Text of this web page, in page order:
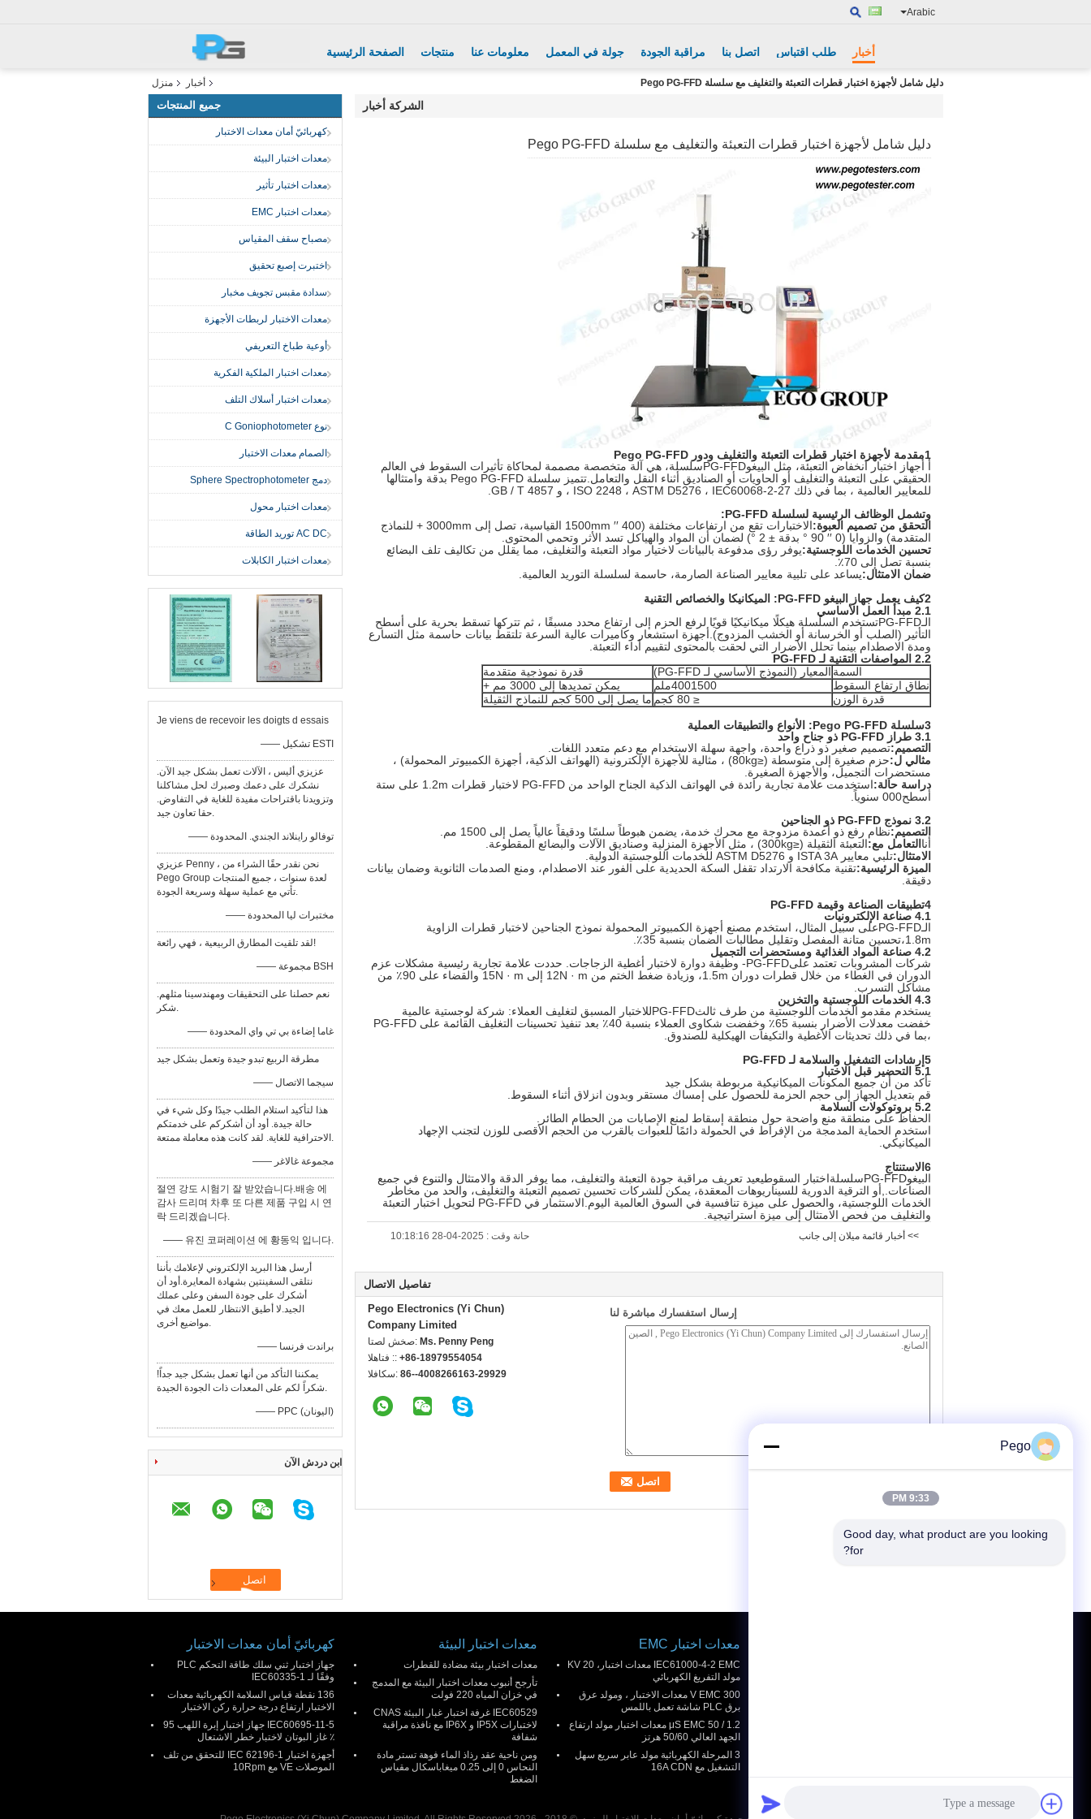
Arabic
الصفحة الرئيسية منتجات معلومات عنا جولة في المعمل مراقبة الجودة اتصل بنا طلب اقتباس أخبار
منزل أخبار دليل شامل لأجهزة اختبار قطرات التعبئة والتغليف مع سلسلة Pego PG-FFD
جميع المنتجات
كهربائيّ أمان معدات الاختبار
معدات اختبار البيئة
معدات اختبار تأثير
معدات اختبار EMC
مصباح سقف المقياس
اختبرت إصبع تحقيق
سدادة مقبس تجويف مخبار
معدات الاختبار لربطات الأجهزة
أوعية طباخ التعريفي
معدات اختبار الملكية الفكرية
معدات اختبار أسلاك التلف
نوع C Goniophotometer
الصمام معدات الاختبار
دمج Sphere Spectrophotometer
معدات اختبار محول
AC DC توريد الطاقة
معدات اختبار الكابلات
Je viens de recevoir les doigts d essais
—— تشكيل ESTI
عزيزي أليس ، الآلات تعمل بشكل جيد الآن.
نشكرك على دعمك وصبرك لحل مشاكلنا
وتزويدنا باقتراحات مفيدة للغاية في التفاوض.
حقا تعاون جيد.
—— توفالو راينلاند الجندي. المحدودة
عزيزي Penny ، نحن نقدر حقًا الشراء من
Pego Group لعدة سنوات ، جميع المنتجات
تأتي مع عملية سهلة وسريعة الجودة.
—— مختبرات ليا المحدودة
لقد تلقيت المطارق الربيعية ، فهي رائعة!
—— مجموعة BSH
نعم حصلنا على التحقيقات ومهندسينا مثلهم.
شكر.
—— غاما إضاءة بي تي واي المحدودة
مطرقة الربيع تبدو جيدة وتعمل بشكل جيد
—— سيجما الاتصال
هذا لتأكيد استلام الطلب جيدًا وكل شيء في
حالة جيدة. أود أن أشكركم على خدمتكم
الاحترافية للغاية. لقد كانت هذه معاملة ممتعة.
—— مجموعة غالاغر
절연 강도 시험기 잘 받았습니다.배송 에
감사 드리며 차후 또 다른 제품 구입 시 연
락 드리겠습니다.
—— 유진 코퍼레이션 에 황동익 입니다.
أرسل هذا البريد الإلكتروني لإعلامك بأننا
نتلقى السفينتين بشهادة المعايرة.أود أن
أشكرك على جودة السفن وعلى عملك
الجيد.لا أطيق الانتظار للعمل معك في
مواضيع أخرى.
—— براندت فرنسا
يمكننا التأكد من أنها تعمل بشكل جيد جداً!
شكراً لكم على المعدات ذات الجودة الجيدة.
—— PPC (اليونان)
ابن دردش الآن
الشركة أخبار
دليل شامل لأجهزة اختبار قطرات التعبئة والتغليف مع سلسلة Pego PG-FFD
1مقدمة لأجهزة اختبار قطرات التعبئة والتغليف ودور Pego PG-FFD
أ أجهاز اختبار انخفاض التعبئة، مثل البيغوPG-FFDسلسلة، هي آلة متخصصة مصممة لمحاكاة تأثيرات السقوط في العالم
الحقيقي على التعبئة والتغليف أو الحاويات أو الصناديق أثناء النقل والتعامل.تتميز سلسلة Pego PG-FFD بدقة وامتثالها
للمعايير العالمية ، بما في ذلك ISO 2248 ، ASTM D5276 ، IEC60068-2-27 ، و GB / T 4857.
وتشمل الوظائف الرئيسية لسلسلة PG-FFD:
التحقق من تصميم العبوة:
الاختبارات تقع من ارتفاعات مختلفة (400 ′′ 1500mm القياسية، تصل إلى 3000mm + للنماذج
المتقدمة) والزوايا (0 ′′ 90 ° بدقة ± 2 °) لضمان أن المواد والهياكل تسد الأثر وتحمي المحتوى.
تحسين الخدمات اللوجستية:يوفر رؤى مدفوعة بالبيانات لاختيار مواد التعبئة والتغليف، مما يقلل من تكاليف تلف البضائع
بنسبة تصل إلى 70٪.
ضمان الامتثال:يساعد على تلبية معايير الصناعة الصارمة، حاسمة لسلسلة التوريد العالمية.
2كيف يعمل جهاز البيغو PG-FFD: الميكانيكا والخصائص التقنية
2.1 مبدأ العمل الأساسي
الـPG-FFDتستخدم السلسلة هيكلًا ميكانيكيًا قويًا لرفع الحزم إلى ارتفاع محدد مسبقًا ، ثم تتركها تسقط بحرية على أسطح
التأثير (الصلب أو الخرسانة أو الخشب المزدوج).أجهزة استشعار وكاميرات عالية السرعة تلتقط بيانات حاسمة مثل التسارع
ومدة الاصطدام بينما تحلل الأضرار التي لحقت بالمحتوى لتقييم أداء التعبئة.
2.2 المواصفات التقنية لـ PG-FFD
السمة المعيار (النموذج الأساسي لـ PG-FFD)
قدرة نموذجية متقدمة
نطاق ارتفاع السقوط
4001500ملم
يمكن تمديدها إلى 3000 مم +
قدرة الوزن
≤ 80 كجم
ما يصل إلى 500 كجم للنماذج الثقيلة
3سلسلة Pego PG-FFD: الأنواع والتطبيقات العملية
3.1 طراز PG-FFD ذو جناح واحد
التصميم:تصميم صغير ذو ذراع واحدة، واجهة سهلة الاستخدام مع دعم متعدد اللغات.
مثالي ل:
حزم صغيرة إلى متوسطة (≤80kg) ، مثالية للأجهزة الإلكترونية (الهواتف الذكية، أجهزة الكمبيوتر المحمولة) ،
مستحضرات التجميل، والأجهزة الصغيرة.
دراسة حالة:
استخدمت علامة تجارية رائدة في الهواتف الذكية الجناح الواحد من PG-FFD لاختبار قطرات 1.2m على ستة
أسطح000 سنوياً.
3.2 نموذج PG-FFD ذو الجناحين
التصميم:نظام رفع ذو أعمدة مزدوجة مع محرك خدمة، يضمن هبوطاً سلسًا ودقيقاً عالياً يصل إلى 1500 مم.
أنا التعامل مع:التعبئة الثقيلة (≤300kg) ، مثل الأجهزة المنزلية وصناديق الآلات والبضائع المقطوعة.
الامتثال:تلبي معايير ISTA 3A و ASTM D5276 للخدمات اللوجستية الدولية.
الميزة الرئيسية:تقنية مكافحة الارتداد تقفل السكة الحديدية على الفور عند الاصطدام، ومنع الصدمات الثانوية وضمان بيانات
دقيقة.
4تطبيقات الصناعة وقيمة PG-FFD
4.1 صناعة الإلكترونيات
الـPG-FFDعلى سبيل المثال، استخدم مصنع أجهزة الكمبيوتر المحمولة نموذج الجناحين لاختبار قطرات الزاوية
1.8m،تحسين متانة المفصل وتقليل مطالبات الضمان بنسبة 35٪.
4.2 صناعة المواد الغذائية ومستحضرات التجميل
شركات المشروبات تعتمد علىPG-FFD- وظيفة دوارة لاختبار أغطية الزجاجات. حددت علامة تجارية رئيسية مشكلات عزم
الدوران في الغطاء من خلال قطرات دوران 1.5m، وزيادة ضغط الختم من 12N · m إلى 15N · m والقضاء على 90٪ من
مشاكل التسرب.
4.3 الخدمات اللوجستية والتخزين
يستخدم مقدمو الخدمات اللوجستية من طرف ثالثPG-FFDللاختبار المسبق لتغليف العملاء: شركة لوجستية عالمية
خفضت معدلات الأضرار بنسبة 65٪ وخفضت شكاوى العملاء بنسبة 40٪ بعد تنفيذ تحسينات التغليف القائمة على PG-FFD
،بما في ذلك تحديثات الأغطية والتكيفات الهيكلية للصندوق.
5إرشادات التشغيل والسلامة لـ PG-FFD
5.1 التحضير قبل الاختبار
تأكد من أن جميع المكونات الميكانيكية مربوطة بشكل جيد
قم بتعديل الجهاز إلى حجم الحزمة للحصول على إمساك مستقر وبدون انزلاق أثناء السقوط.
5.2 بروتوكولات السلامة
الحفاظ على منطقة منع واضحة حول منطقة إسقاط لمنع الإصابات من الحطام الطائر.
استخدم الحماية المدمجة من الإفراط في الحمولة دائمًا للعبوات بالقرب من الحجم الأقصى للوزن لتجنب الإجهاد
الميكانيكي.
6الاستنتاج
البيغوPG-FFDسلسلةاختبار السقوطيعيد تعريف مراقبة جودة التعبئة والتغليف، مما يوفر الدقة والامتثال والتنوع في جميع
الصناعات.,أو الترقية الدورية للسيناريوهات المعقدة، يمكن للشركات تحسين تصميم التعبئة والتغليف، والحد من مخاطر
الخدمات اللوجستية، والحصول على ميزة تنافسية في السوق العالمية اليوم.الاستثمار في PG-FFD لتحويل اختبار التعبئة
والتغليف من فحص الامتثال إلى ميزة استراتيجية.
حانة وقت : 2025-04-28 10:18:16 >> أخبار قائمة ميلان إلى جانب
تفاصيل الاتصال
Pego Electronics (Yi Chun)
Company Limited
اتصل شخص: Ms. Penny Peng
الهاتف :: +86-18979554054
الفاكس: 86--4008266163-29929
إرسال استفسارك مباشرة لنا
(
0
/ 3000)
كهربائيّ أمان معدات الاختبار
جهاز اختبار ثني سلك طاقة التحكم PLC
وفقًا لـ IEC60335-1
136 نقطة قياس السلامة الكهربائية معدات
الاختبار ارتفاع درجة حرارة ركن الاختبار
IEC60695-11-5 جهاز اختبار إبرة اللهب 95
٪ غاز البوتان لاختبار خطر الاشتعال
أجهزة اختبار IEC 62196-1 للتحقق من تلف
الموصلات VE مع 10Rpm
معدات اختبار البيئة
معدات اختبار بيئة مضادة للقطرات
تأرجح أنبوب معدات اختبار البيئة مع المدمج
في خزان المياه 220 فولت
IEC60529 غرفة اختبار غبار البيئة CNAS
لاختبارات IP5X و IP6X مع نافذة مراقبة
شفافة
ومن ناحية عقد رذاذ الماء فوهة تستر مادة
النحاس 0 إلى 0.25 ميغاباسكال مقياس
الضغط
معدات اختبار EMC
IEC61000-4-2 EMC معدات اختبار، 20 KV
مولد التفريغ الكهربائي
300 V EMC معدات الاختبار ، ومولد عرق
برق PLC شاشة تعمل باللمس
1.2 / 50 μS EMC معدات اختبار مولد ارتفاع
الجهد العالي 50/60 هرتز
3 المرحلة الكهربائية مولد عابر سريع سهل
التشغيل مع 16A CDN
Pego
9:33 PM
Good day, what product are you looking
for?